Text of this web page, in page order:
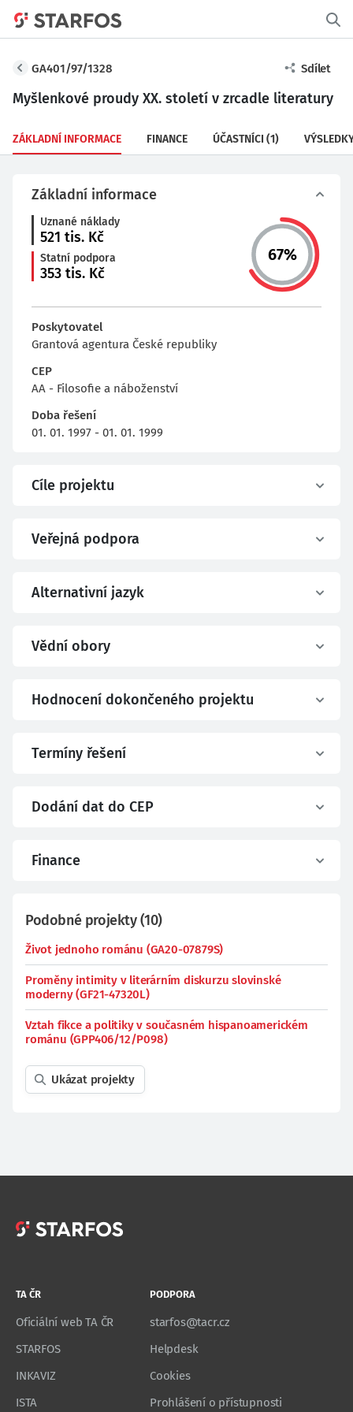
GA401/97/1328 Sdílet
Myšlenkové proudy XX. století v zrcadle literatury
ZÁKLADNÍ INFORMACE FINANCE ÚČASTNÍCI (1)
Základní informace
Uznané náklady
521 tis. Kč
Statní podpora
353 tis. Kč
67%
Poskytovatel
Grantová agentura České republiky
CEP
AA - Filosofie a náboženství
Doba řešení
01. 01. 1997 - 01. 01. 1999
Cíle projektu
Veřejná podpora
Alternativní jazyk
Vědní obory
Hodnocení dokončeného projektu
Termíny řešení
Dodání dat do CEP
Finance
Podobné projekty(10)
Život jednoho románu (GA20-07879S)
Proměny intimity v literárním diskurzu slovinské
moderny (GF21-47320L)
Vztah fikce a politiky v současném hispanoamerickém
románu (GPP406/12/P098)
Ukázat projekty
TA ČR
Oficiální web TA ČR
STARFOS
INKAVIZ
ISTA
PODPORA
starfos@tacr.cz
Helpdesk
Cookies
Prohlášení o přístupnosti